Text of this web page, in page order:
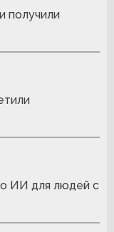
получили
ИИ для людей с